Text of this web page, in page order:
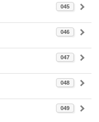
045
046
047
048
049